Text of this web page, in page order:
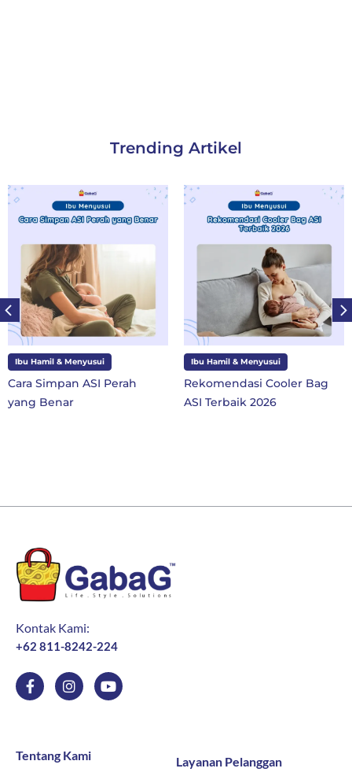
Trending Artikel
Ibu Hamil & Menyusui
Rekomendasi Cooler Bag
ASI Terbaik 2026
Ibu dan Anak
10 Perlengkapan
SD Kelas 1 di
Kontak Kami:
+62 811-8242-224
F
a
c
o
I
n
s
g
r
Y
o
u
Tentang Kami Layanan Pelanggan